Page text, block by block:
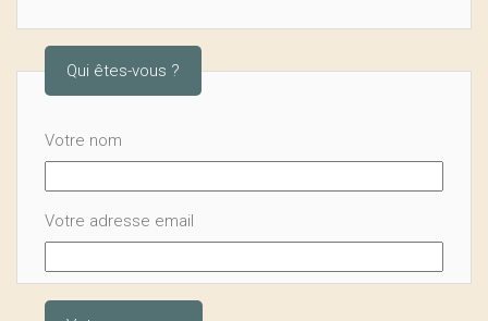
Qui êtes-vous ?
Votre nom
Votre adresse email